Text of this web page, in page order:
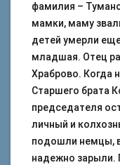
фамилия –
мамки, маму
детей умерли
младшая. Отец
Храброво. Когда
Старшего брата
председателя
личный и
подошли немцы,
надежно зарыли.